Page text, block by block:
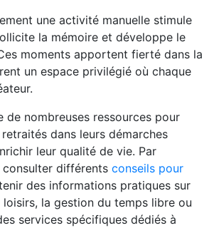
une activité manuelle stimule
la mémoire et développe le
moments apportent fierté dans la
un espace privilégié où chaque
de nombreuses ressources pour
dans leurs démarches
leur qualité de vie. Par
différents conseils pour
des informations pratiques sur
loisirs, la gestion du temps libre ou
services spécifiques dédiés à